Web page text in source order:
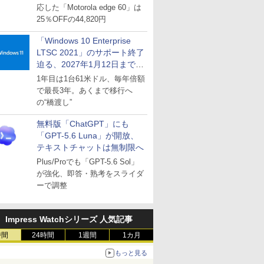
応した「Motorola edge 60」は
25％OFFの44,820円
「Windows 10 Enterprise
LTSC 2021」のサポート終了
迫る、2027年1月12日まで
～ESUは9月1日から販売
1年目は1台61米ドル、毎年倍額
で最長3年。あくまで移行へ
の“橋渡し”
無料版「ChatGPT」にも
「GPT-5.6 Luna」が開放、
テキストチャットは無制限へ
Plus/Proでも「GPT-5.6 Sol」
が強化、即答・熟考をスライダ
ーで調整
Impress Watchシリーズ 人気記事
24時間 1週間 1カ月
もっと見る